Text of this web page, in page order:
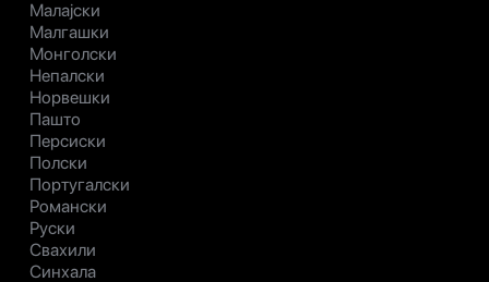
Малајски
Малгашки
Монголски
Непалски
Норвешки
Пашто
Персиски
Полски
Португалски
Романски
Руски
Свахили
Синхала